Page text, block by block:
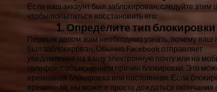
Если ваш аккаунт был заблокирован, следуйте этим
чтобы попытаться восстановить его:
1. Определите тип блокировки
Первым делом, вам необходимо узнать, почему ваш
был заблокирован. Обычно Facebook отправляет
уведомление на вашу электронную почту или на
телефон с объяснением причин блокировки. Это
временная блокировка или постоянная. Если
временная, вы можете просто дождаться окончания